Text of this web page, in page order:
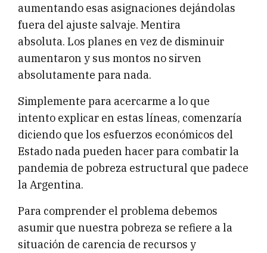
aumentando esas asignaciones dejándolas
fuera del ajuste salvaje. Mentira
absoluta. Los planes en vez de disminuir
aumentaron y sus montos no sirven
absolutamente para nada.
Simplemente para acercarme a lo que
intento explicar en estas líneas, comenzaría
diciendo que los esfuerzos económicos del
Estado nada pueden hacer para combatir la
pandemia de pobreza estructural que padece
la Argentina.
Para comprender el problema debemos
asumir que nuestra pobreza se refiere a la
situación de carencia de recursos y